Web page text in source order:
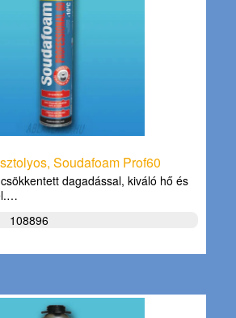
Soudafoam Prof60
dagadással, kiváló hő és
108896